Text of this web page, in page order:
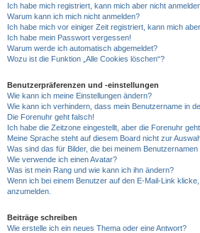
Ich habe mich registriert, kann mich aber nicht
Warum kann ich mich nicht anmelden?
Ich habe mich vor einiger Zeit registriert, kann mich
Ich habe mein Passwort vergessen!
Warum werde ich automatisch abgemeldet?
Wozu ist die Funktion „Alle Cookies löschen“?
Benutzerpräferenzen und -einstellungen
Wie kann ich meine Einstellungen ändern?
Wie kann ich verhindern, dass mein Benutzername in
Die Forenuhr geht falsch!
Ich habe die Zeitzone eingestellt, aber die Forenuhr
Meine Sprache steht auf diesem Board nicht zur
Was sind das für Bilder, die bei meinem
Wie verwende ich einen Avatar?
Was ist mein Rang und wie kann ich ihn ändern?
Wenn ich bei einem Benutzer auf den E-Mail-Link
anzumelden.
Beiträge schreiben
Wie erstelle ich ein neues Thema oder eine Antwort?